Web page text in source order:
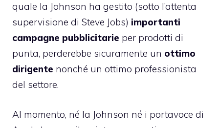
quale la Johnson ha gestito (sotto l’attenta
supervisione di Steve Jobs) importanti
campagne pubblicitarie per prodotti di
punta, perderebbe sicuramente un ottimo
dirigente nonché un ottimo professionista
del settore.
Al momento, né la Johnson né i portavoce di